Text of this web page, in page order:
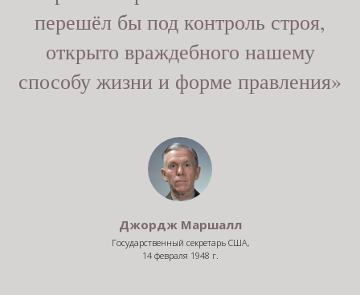
перешёл бы под контроль строя,
открыто враждебного нашему
способу жизни и форме правления»
Джордж Маршалл
Государственный секретарь США,
14 февраля 1948 г.